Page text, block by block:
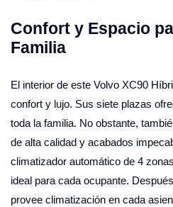
Confort y Espacio
Familia
El interior de este Volvo XC90
confort y lujo. Sus siete plazas
toda la familia. No obstante,
de alta calidad y acabados
climatizador automático de 4
ideal para cada ocupante.
provee climatización en cada